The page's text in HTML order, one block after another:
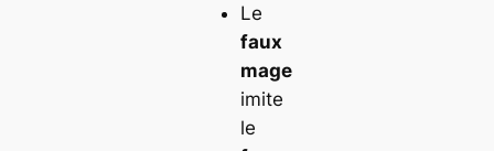
Le
faux
mage
imite
le